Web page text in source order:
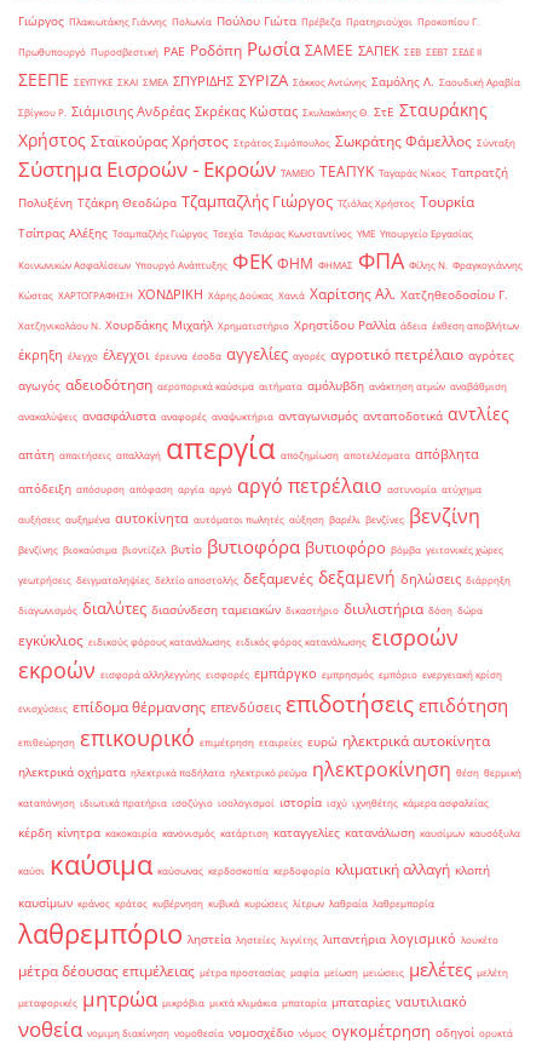
Γιώργος Πλακιωτάκης Γιάννης Πολωνία Πούλου Γιώτα Πρέβεζα Πρατηριούχοι Προκοπίου Γ.
Πρωθυπουργό Πυροσβεστική ΡΑΕ Ροδόπη Ρωσία ΣΑΜΕΕ ΣΑΠΕΚ ΣΕΒ ΣΕΒΤ ΣΕΔΕ ΙΙ
ΣΕΕΠΕ ΣΕΥΠΥΚΕ ΣΚΑΙ ΣΜΕΑ ΣΠΥΡΙΔΗΣ ΣΥΡΙΖΑ Σάκκος Αντώνης Σαμόλης Λ. Σαουδική Αραβία
Σβίγκου Ρ. Σιάμισιης Ανδρέας Σκρέκας Κώστας Σκυλακάκης Θ. ΣτΕ Σταυράκης
Χρήστος Σταϊκούρας Χρήστος Στράτος Σιμόπουλος Σωκράτης Φάμελλος Σύνταξη
Σύστημα Εισροών - Εκροών ΤΑΜΕΙΟ ΤΕΑΠΥΚ Ταγαράς Νίκος Ταπρατζή
Πολυξένη Τζάκρη Θεοδώρα Τζαμπαζλής Γιώργος Τζιόλας Χρήστος Τουρκία
Τσίπρας Αλέξης Τσαμπαζλής Γιώργος Τσεχία Τσιάρας Κωνσταντίνος ΥΜΕ Υπουργείο Εργασίας
Κοινωνικών Ασφαλίσεων Υπουργό Ανάπτυξης ΦΕΚ ΦΗΜ ΦΗΜΑΣ ΦΠΑ Φίλης Ν. Φραγκογιάννης
Κώστας ΧΑΡΤΟΓΡΑΦΗΣΗ ΧΟΝΔΡΙΚΗ Χάρης Δούκας Χανιά Χαρίτσης Αλ. Χατζηθεοδοσίου Γ.
Χατζηνικολάου Ν. Χουρδάκης Μιχαήλ Χρηματιστήριο Χρηστίδου Ραλλία άδεια έκθεση αποβλήτων
έκρηξη έλεγχο έλεγχοι έρευνα έσοδα αγγελίες αγορές αγροτικό πετρέλαιο αγρότες
αγωγός αδειοδότηση αεροπορικά καύσιμα αιτήματα αμόλυβδη ανάκτηση ατμών αναβάθμιση
ανακαλύψεις ανασφάλιστα αναφορές αναψυκτήρια ανταγωνισμός ανταποδοτικά αντλίες
απάτη απαιτήσεις απαλλαγή απεργία αποζημίωση αποτελέσματα απόβλητα
απόδειξη απόσυρση απόφαση αργία αργό αργό πετρέλαιο αστυνομία ατύχημα
αυξήσεις αυξημένα αυτοκίνητα αυτόματοι πωλητές αύξηση βαρέλι βενζίνες βενζίνη
βενζίνης βιοκαύσιμα βιοντίζελ βυτίο βυτιοφόρα βυτιοφόρο βόμβα γειτονικές χώρες
γεωτρήσεις δειγματοληψίες δελτίο αποστολής δεξαμενές δεξαμενή δηλώσεις διάρρηξη
διαγωνισμός διαλύτες διασύνδεση ταμειακών δικαστήριο διυλιστήρια δόση δώρα
εγκύκλιος ειδικούς φόρους κατανάλωσης ειδικός φόρος κατανάλωσης εισροών
εκροών εισφορά αλληλεγγύης εισφορές εμπάργκο εμπρησμός εμπόριο ενεργειακή κρίση
ενισχύσεις επίδομα θέρμανσης επενδύσεις επιδοτήσεις επιδότηση
επιθεώρηση επικουρικό επιμέτρηση εταιρείες ευρώ ηλεκτρικά αυτοκίνητα
ηλεκτρικά οχήματα ηλεκτρικά ποδήλατα ηλεκτρικό ρεύμα ηλεκτροκίνηση θέση θερμική
καταπόνηση ιδιωτικά πρατήρια ισοζύγιο ισολογισμοί ιστορία ισχύ ιχνηθέτης κάμερα ασφαλείας
κέρδη κίνητρα κακοκαιρία κανονισμός κατάρτιση καταγγελίες κατανάλωση καυσίμων καυσόξυλα
καύσι καύσιμα καύσωνας κερδοσκοπία κερδοφορία κλιματική αλλαγή κλοπή
καυσίμων κράνος κράτος κυβέρνηση κυβικά κυρώσεις λίτρων λαθραία λαθρεμπορία
λαθρεμπόριο ληστεία ληστείες λιγνίτης λιπαντήρια λογισμικό λουκέτο
μέτρα δέουσας επιμέλειας μέτρα προστασίας μαφία μείωση μειώσεις μελέτες μελέτη
μεταφορικές μητρώα μικρόβια μικτά κλιμάκια μπαταρία μπαταρίες ναυτιλιακό
νοθεία νομιμη διακίνηση νομοθεσία νομοσχέδιο νόμος ογκομέτρηση οδηγοί ορυκτά